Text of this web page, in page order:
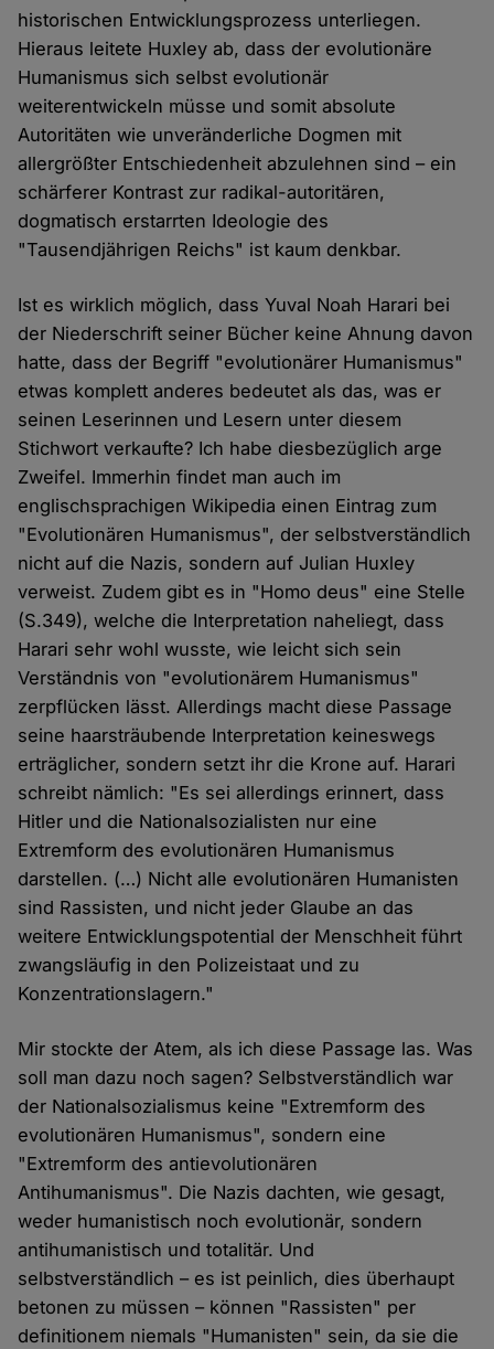
historischen Entwicklungsprozess unterliegen.
Hieraus leitete Huxley ab, dass der evolutionäre
Humanismus sich selbst evolutionär
weiterentwickeln müsse und somit absolute
Autoritäten wie unveränderliche Dogmen mit
allergrößter Entschiedenheit abzulehnen sind – ein
schärferer Kontrast zur radikal-autoritären,
dogmatisch erstarrten Ideologie des
"Tausendjährigen Reichs" ist kaum denkbar.
Ist es wirklich möglich, dass Yuval Noah Harari bei
der Niederschrift seiner Bücher keine Ahnung davon
hatte, dass der Begriff "evolutionärer Humanismus"
etwas komplett anderes bedeutet als das, was er
seinen Leserinnen und Lesern unter diesem
Stichwort verkaufte? Ich habe diesbezüglich arge
Zweifel. Immerhin findet man auch im
englischsprachigen Wikipedia einen Eintrag zum
"Evolutionären Humanismus", der selbstverständlich
nicht auf die Nazis, sondern auf Julian Huxley
verweist. Zudem gibt es in "Homo deus" eine Stelle
(S.349), welche die Interpretation naheliegt, dass
Harari sehr wohl wusste, wie leicht sich sein
Verständnis von "evolutionärem Humanismus"
zerpflücken lässt. Allerdings macht diese Passage
seine haarsträubende Interpretation keineswegs
erträglicher, sondern setzt ihr die Krone auf. Harari
schreibt nämlich: "Es sei allerdings erinnert, dass
Hitler und die Nationalsozialisten nur eine
Extremform des evolutionären Humanismus
darstellen. (…) Nicht alle evolutionären Humanisten
sind Rassisten, und nicht jeder Glaube an das
weitere Entwicklungspotential der Menschheit führt
zwangsläufig in den Polizeistaat und zu
Konzentrationslagern."
Mir stockte der Atem, als ich diese Passage las. Was
soll man dazu noch sagen? Selbstverständlich war
der Nationalsozialismus keine "Extremform des
evolutionären Humanismus", sondern eine
"Extremform des antievolutionären
Antihumanismus". Die Nazis dachten, wie gesagt,
weder humanistisch noch evolutionär, sondern
antihumanistisch und totalitär. Und
selbstverständlich – es ist peinlich, dies überhaupt
betonen zu müssen – können "Rassisten" per
definitionem niemals "Humanisten" sein, da sie die